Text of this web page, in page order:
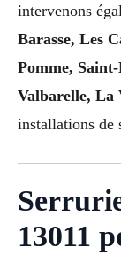
intervenons
Barasse, Les
Pomme,
Valbarelle, La
installations de
13011